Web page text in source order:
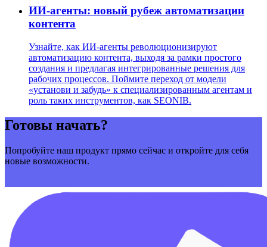
ИИ-агенты: новый рубеж автоматизации
контента
Узнайте, как ИИ-агенты революционизируют
автоматизацию контента, выходя за рамки простого
создания и предлагая интегрированные решения для
рабочих процессов. Поймите переход от модели
«установи и забудь» к специализированным агентам и
роль таких инструментов, как SEONIB.
Готовы начать?
Попробуйте наш продукт прямо сейчас и откройте для себя
новые возможности.